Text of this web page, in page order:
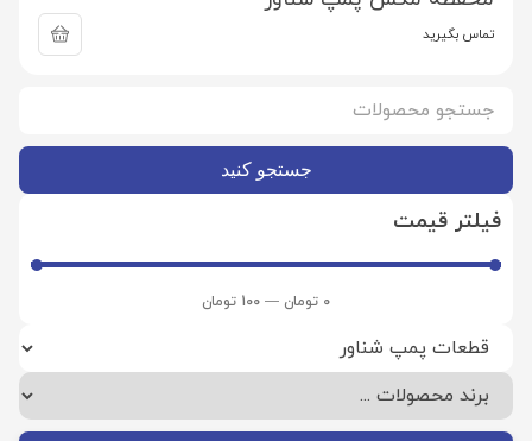
جستجو کنید
فیلتر قیمت
0 تومان —
100 تومان
تماس بگیرید